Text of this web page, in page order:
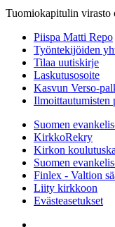
Tuomiokapitulin virasto
Piispa Matti Repo
Työntekijöiden
Tilaa uutiskirje
Laskutusosoite
Kasvun Verso-
Ilmoittautumisten
Suomen
KirkkoRekry
Kirkon
Suomen
Finlex - Valtion
Liity kirkkoon
Evästeasetukset